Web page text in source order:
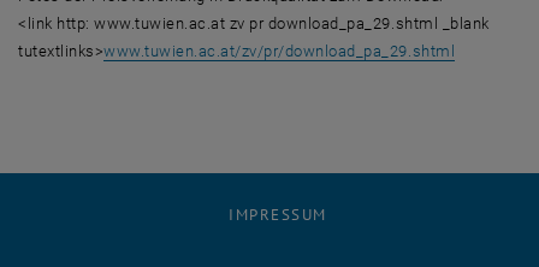
<link http: www.tuwien.ac.at zv pr download_pa_29.shtml _blank
tutextlinks>www.tuwien.ac.at/zv/pr/download_pa_29.shtml
IMPRESSUM